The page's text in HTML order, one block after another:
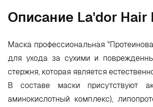
Oписание La'dor
Маска профессиональная
для ухода за сухими и
стержня, которая является
В составе маски присутствуют
аминокислотный комплекс),